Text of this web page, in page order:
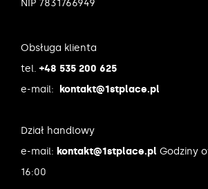
NIP 7831766949
Obsługa klienta
tel. +48 535 200 625
e-mail:
kontakt@1stplace.pl
Dział handlowy
e-mail: kontakt@1stplace.pl Godziny
16:00